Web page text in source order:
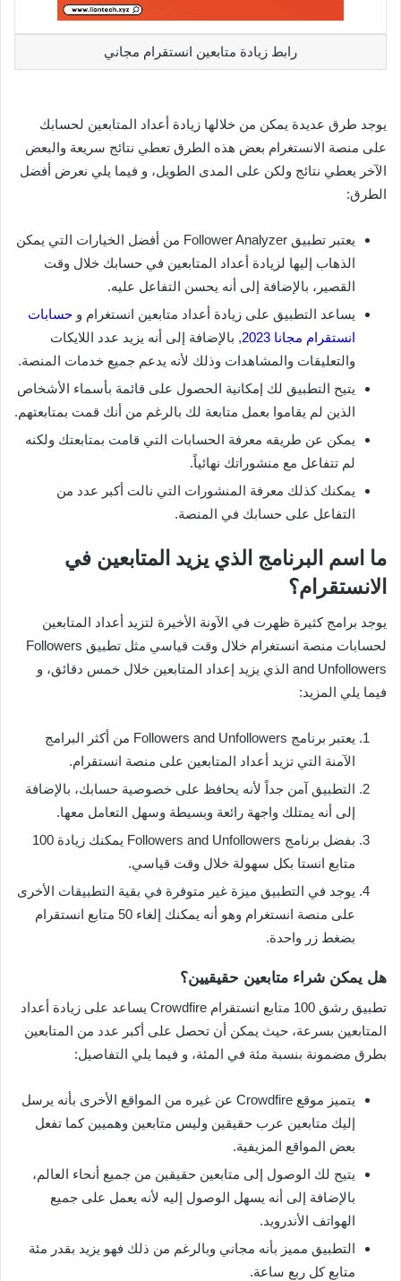
رابط زيادة متابعين انستقرام مجاني
يوجد طرق عديدة يمكن من خلالها زيادة أعداد المتابعين لحسابك
على منصة الانستغرام بعض هذه الطرق تعطي نتائج سريعة والبعض
الآخر يعطي نتائج ولكن على المدى الطويل، و فيما يلي نعرض أفضل
الطرق:
يعتبر تطبيق Follower Analyzer من أفضل الخيارات التي يمكن
الذهاب إليها لزيادة أعداد المتابعين في حسابك خلال وقت
القصير، بالإضافة إلى أنه يحسن التفاعل عليه.
يساعد التطبيق على زيادة أعداد متابعين انستغرام و حسابات
انستقرام مجانا 2023
, بالإضافة إلى أنه يزيد عدد اللايكات
والتعليقات والمشاهدات وذلك لأنه يدعم جميع خدمات المنصة.
يتيح التطبيق لك إمكانية الحصول على قائمة بأسماء الأشخاص
الذين لم يقاموا بعمل متابعة لك بالرغم من أنك قمت بمتابعتهم.
يمكن عن طريقه معرفة الحسابات التي قامت بمتابعتك ولكنه
لم تتفاعل مع منشوراتك نهائياً.
يمكنك كذلك معرفة المنشورات التي نالت أكبر عدد من
التفاعل على حسابك في المنصة.
ما اسم البرنامج الذي يزيد المتابعين في
الانستقرام؟
يوجد برامج كثيرة ظهرت في الآونة الأخيرة لتزيد أعداد المتابعين
لحسابات منصة انستغرام خلال وقت قياسي مثل تطبيق Followers
and Unfollowers الذي يزيد إعداد المتابعين خلال خمس دقائق، و
فيما يلي المزيد:
يعتبر برنامج Followers and Unfollowers من أكثر البرامج
الآمنة التي تزيد أعداد المتابعين على منصة انستقرام.
التطبيق آمن جداً لأنه يحافظ على خصوصية حسابك، بالإضافة
إلى أنه يمتلك واجهة رائعة وبسيطة وسهل التعامل معها.
بفضل برنامج Followers and Unfollowers يمكنك زيادة 100
متابع انستا بكل سهولة خلال وقت قياسي.
يوجد في التطبيق ميزة غير متوفرة في بقية التطبيقات الأخرى
على منصة انستغرام وهو أنه يمكنك إلغاء 50 متابع انستقرام
بضغط زر واحدة.
هل يمكن شراء متابعين حقيقيين؟
تطبيق رشق 100 متابع انستقرام Crowdfire يساعد على زيادة أعداد
المتابعين بسرعة، حيث يمكن أن تحصل على أكبر عدد من المتابعين
بطرق مضمونة بنسبة مئة في المئة، و فيما يلي التفاصيل:
يتميز موقع Crowdfire عن غيره من المواقع الأخرى بأنه يرسل
إليك متابعين عرب حقيقين وليس متابعين وهميين كما تفعل
بعض المواقع المزيفية.
يتيح لك الوصول إلى متابعين حقيقين من جميع أنحاء العالم،
بالإضافة إلى أنه يسهل الوصول إليه لأنه يعمل على جميع
الهواتف الأندرويد.
التطبيق مميز بأنه مجاني وبالرغم من ذلك فهو يزيد بقدر مئة
متابع كل ربع ساعة.